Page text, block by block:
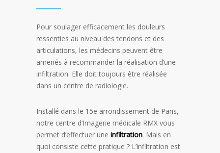
Pour soulager efficacement les douleurs
ressenties au niveau des tendons et des
articulations, les médecins peuvent être
amenés à recommander la réalisation d’une
infiltration. Elle doit toujours être réalisée
dans un centre de radiologie.
Installé dans le 15e arrondissement de Paris,
notre centre d’Imagerie médicale RMX vous
permet d’effectuer une infiltration. Mais en
quoi consiste cette pratique ? L’infiltration est